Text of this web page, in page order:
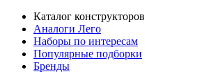
Каталог конструкторов
Аналоги Лего
Наборы по интересам
Популярные подборки
Бренды